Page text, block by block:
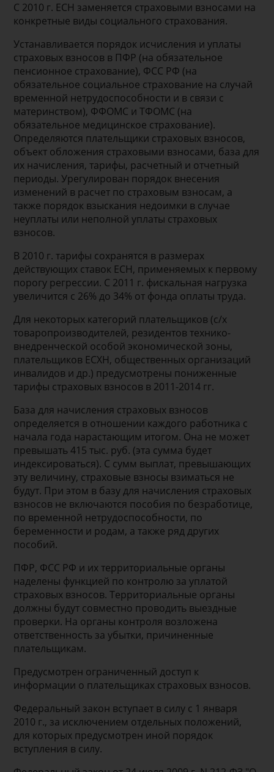
С 2010 г. ЕСН заменяется страховыми взносами на
конкретные виды социального страхования.
Устанавливается порядок исчисления и уплаты
страховых взносов в ПФР (на обязательное
пенсионное страхование), ФСС РФ (на
обязательное социальное страхование на случай
временной нетрудоспособности и в связи с
материнством), ФФОМС и ТФОМС (на
обязательное медицинское страхование).
Определяются плательщики страховых взносов,
объект обложения страховыми взносами, база для
их начисления, тарифы, расчетный и отчетный
периоды. Урегулирован порядок внесения
изменений в расчет по страховым взносам, а
также порядок взыскания недоимки в случае
неуплаты или неполной уплаты страховых
взносов.
В 2010 г. тарифы сохранятся в размерах
действующих ставок ЕСН, применяемых к первому
порогу регрессии. С 2011 г. фискальная нагрузка
увеличится с 26% до 34% от фонда оплаты труда.
Для некоторых категорий плательщиков (с/х
товаропроизводителей, резидентов технико-
внедренческой особой экономической зоны,
плательщиков ЕСХН, общественных организаций
инвалидов и др.) предусмотрены пониженные
тарифы страховых взносов в 2011-2014 гг.
База для начисления страховых взносов
определяется в отношении каждого работника с
начала года нарастающим итогом. Она не может
превышать 415 тыс. руб. (эта сумма будет
индексироваться). С сумм выплат, превышающих
эту величину, страховые взносы взиматься не
будут. При этом в базу для начисления страховых
взносов не включаются пособия по безработице,
по временной нетрудоспособности, по
беременности и родам, а также ряд других
пособий.
ПФР, ФСС РФ и их территориальные органы
наделены функцией по контролю за уплатой
страховых взносов. Территориальные органы
должны будут совместно проводить выездные
проверки. На органы контроля возложена
ответственность за убытки, причиненные
плательщикам.
Предусмотрен ограниченный доступ к
информации о плательщиках страховых взносов.
Федеральный закон вступает в силу с 1 января
2010 г., за исключением отдельных положений,
для которых предусмотрен иной порядок
вступления в силу.